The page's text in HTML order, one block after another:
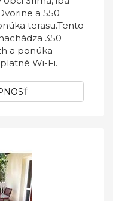
a 550
terasu.Tento
350
a ponúka
Wi-Fi.